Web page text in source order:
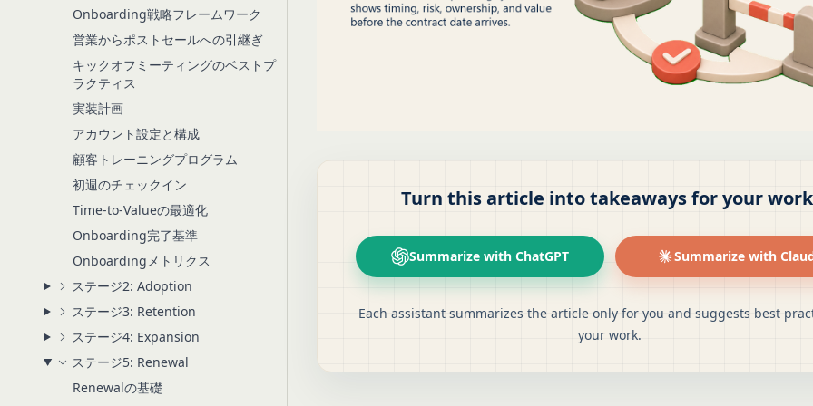
Onboarding戦略フレームワーク
営業からポストセールへの引継ぎ
キックオフミーティングのベストプ
ラクティス
実装計画
アカウント設定と構成
顧客トレーニングプログラム
初週のチェックイン
Time-to-Valueの最適化
Onboarding完了基準
Onboardingメトリクス
ステージ2: Adoption
ステージ3: Retention
ステージ4: Expansion
ステージ5: Renewal
Renewalの基礎
Turn this article into takeaways for your
Summarize with ChatGPT Summarize with
Each assistant summarizes the article only for you and suggests best
your work.